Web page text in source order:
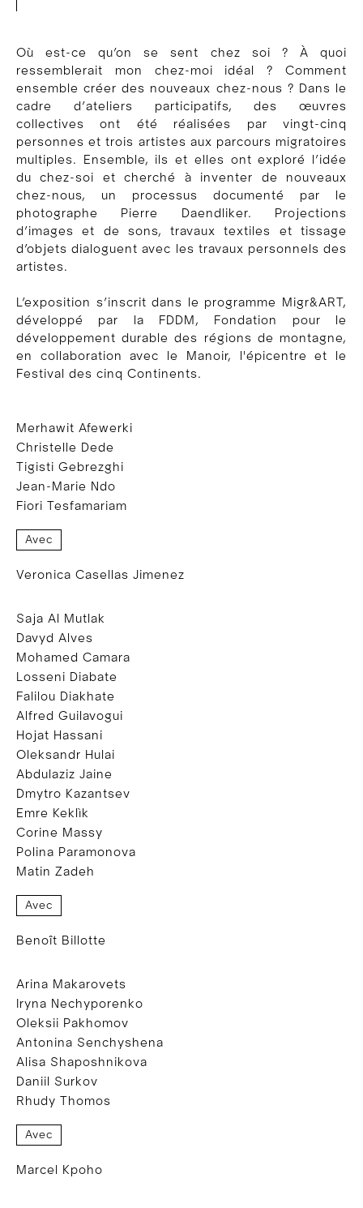
Où est-ce qu’on se sent chez soi ? À quoi
ressemblerait mon chez-moi idéal ? Comment
ensemble créer des nouveaux chez-nous ? Dans le
cadre d’ateliers participatifs, des œuvres
collectives ont été réalisées par vingt-cinq
personnes et trois artistes aux parcours migratoires
multiples. Ensemble, ils et elles ont exploré l’idée
du chez-soi et cherché à inventer de nouveaux
chez-nous, un processus documenté par le
photographe Pierre Daendliker. Projections
d’images et de sons, travaux textiles et tissage
d’objets dialoguent avec les travaux personnels des
artistes.
L’exposition s’inscrit dans le programme Migr&ART,
développé par la FDDM, Fondation pour le
développement durable des régions de montagne,
en collaboration avec le Manoir, l'épicentre et le
Festival des cinq Continents.
Merhawit Afewerki
Christelle Dede
Tigisti Gebrezghi
Jean-Marie Ndo
Fiori Tesfamariam
Avec
Veronica Casellas Jimenez
Saja Al Mutlak
Davyd Alves
Mohamed Camara
Losseni Diabate
Falilou Diakhate
Alfred Guilavogui
Hojat Hassani
Oleksandr Hulai
Abdulaziz Jaine
Dmytro Kazantsev
Emre Keklìk
Corine Massy
Polina Paramonova
Matin Zadeh
Avec
Benoît Billotte
Arina Makarovets
Iryna Nechyporenko
Oleksii Pakhomov
Antonina Senchyshena
Alisa Shaposhnikova
Daniil Surkov
Rhudy Thomos
Avec
Marcel Kpoho